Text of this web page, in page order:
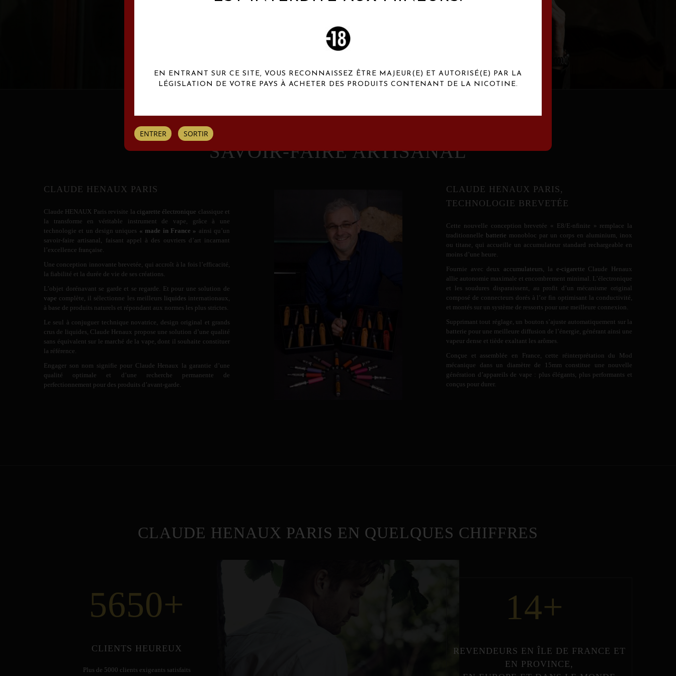
SAVOIR-FAIRE ARTISANAL
CLAUDE HENAUX PARIS
Claude HENAUX Paris revisite la cigarette électronique classique et
la transforme en véritable instrument de vape, grâce à une
technologie et un design uniques « made in France » ainsi qu’un
savoir-faire artisanal, faisant appel à des ouvriers d’art incarnant
l’excellence française.
Une conception innovante brevetée, qui accroît à la fois l’efficacité,
la fiabilité et la durée de vie de ses créations.
L’objet dorénavant se garde et se regarde. Et pour une solution de
vape complète, il sélectionne les meilleurs liquidesinternationaux,
à base de produits naturels et répondant aux normes les plus strictes.
Le seul à conjuguer technique novatrice, design original et grands
crus de liquides, Claude Henaux propose une solution d’une qualité
sans équivalent sur le marché de la vape, dont il souhaite constituer
la référence.
Engager son nom signifie pour Claude Henaux la garantie d’une
qualité optimale et d’une recherche permanente de
perfectionnement pour des produits d’avant-garde.
CLAUDE HENAUX PARIS,
TECHNOLOGIE BREVETÉE
Cette nouvelle conception brevetée « E8/E-nfinite » remplace la
traditionnelle batterie monobloc par un corps en aluminium, inox
ou titane, qui accueille un accumulateur standard rechargeable en
moins d’une heure.
Fournie avec deux accumulateurs , la e-cigarette Claude Henaux
allie autonomie maximale et encombrement minimal. L’électronique
et les soudures disparaissent, au profit d’un mécanisme original
composé de connecteurs dorés à l’or fin optimisant la conductivité,
et montés sur un système de ressorts pour une meilleure connexion.
Supprimant tout réglage, un bouton s’ajuste automatiquement sur la
batterie pour une meilleure diffusion de l’énergie, générant ainsi une
vapeur dense et tiède exaltant les arômes.
Conçue et assemblée en France, cette réinterprétation du Mod
mécanique dans un diamètre de 15mm constitue une nouvelle
génération d’appareils de vape : plus élégants, plus performants et
conçus pour durer.
CLAUDE HENAUX PARIS EN QUELQUES CHIFFRES
5650+
CLIENTS HEUREUX
Plus de 5000 clients exigeants satisfaits
14+
REVENDEURS EN ÎLE DE FRANCE ET
EN PROVINCE,
EN ENTRANT SUR CE SITE, VOUS RECONNAISSEZ ÊTRE MAJEUR(E) ET AUTORISÉ(E) PAR LA
LÉGISLATION DE VOTRE PAYS À ACHETER DES PRODUITS CONTENANT DE LA NICOTINE.
ENTRER SORTIR